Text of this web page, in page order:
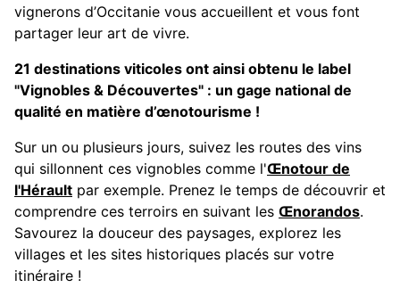
vignerons d’Occitanie vous accueillent et vous font
partager leur art de vivre.
21 destinations viticoles ont ainsi obtenu le label
"Vignobles & Découvertes" : un gage national de
qualité en matière d’œnotourisme !
Sur un ou plusieurs jours, suivez les routes des vins
qui sillonnent ces vignobles comme l'Œnotour de
l'Hérault par exemple. Prenez le temps de découvrir et
comprendre ces terroirs en suivant les Œnorandos.
Savourez la douceur des paysages, explorez les
villages et les sites historiques placés sur votre
itinéraire !